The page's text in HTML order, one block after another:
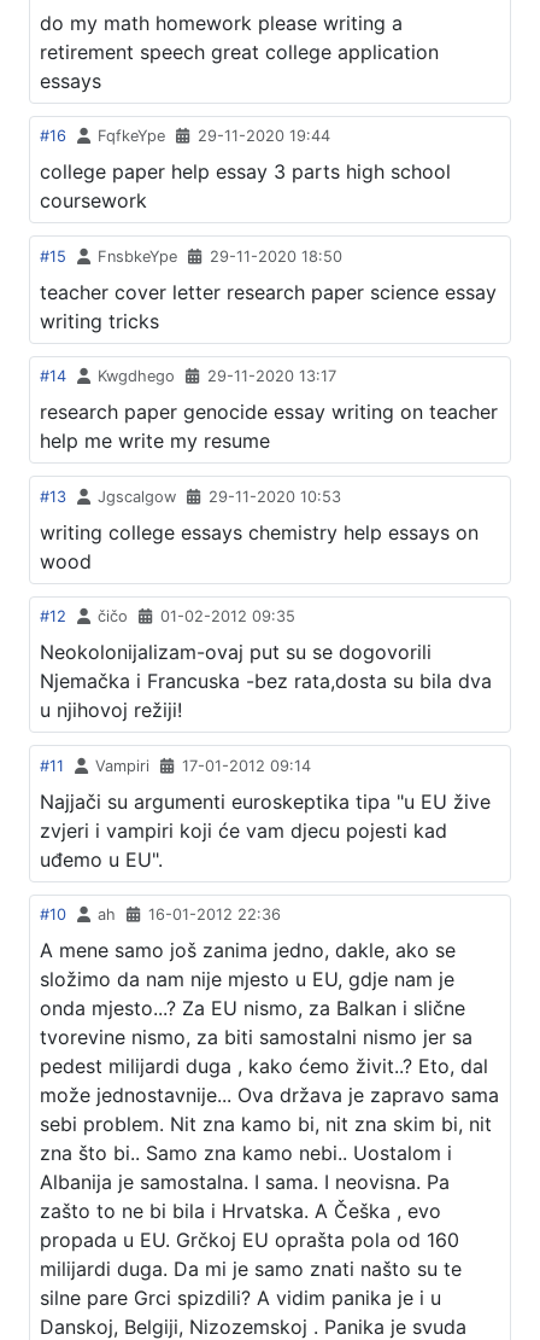
do my math homework please writing a
retirement speech great college application
essays
#16 FqfkeYpe 29-11-2020 19:44
college paper help essay 3 parts high school
coursework
#15 FnsbkeYpe 29-11-2020 18:50
teacher cover letter research paper science essay
writing tricks
#14 Kwgdhego 29-11-2020 13:17
research paper genocide essay writing on teacher
help me write my resume
#13 Jgscalgow 29-11-2020 10:53
writing college essays chemistry help essays on
wood
#12 čičo 01-02-2012 09:35
Neokolonijalizam-ovaj put su se dogovorili
Njemačka i Francuska -bez rata,dosta su bila dva
u njihovoj režiji!
#11 Vampiri 17-01-2012 09:14
Najjači su argumenti euroskeptika tipa "u EU žive
zvjeri i vampiri koji će vam djecu pojesti kad
uđemo u EU".
#10 ah 16-01-2012 22:36
A mene samo još zanima jedno, dakle, ako se
složimo da nam nije mjesto u EU, gdje nam je
onda mjesto...? Za EU nismo, za Balkan i slične
tvorevine nismo, za biti samostalni nismo jer sa
pedest milijardi duga , kako ćemo živit..? Eto, dal
može jednostavnije... Ova država je zapravo sama
sebi problem. Nit zna kamo bi, nit zna skim bi, nit
zna što bi.. Samo zna kamo nebi.. Uostalom i
Albanija je samostalna. I sama. I neovisna. Pa
zašto to ne bi bila i Hrvatska. A Češka , evo
propada u EU. Grčkoj EU oprašta pola od 160
milijardi duga. Da mi je samo znati našto su te
silne pare Grci spizdili? A vidim panika je i u
Danskoj, Belgiji, Nizozemskoj . Panika je svuda